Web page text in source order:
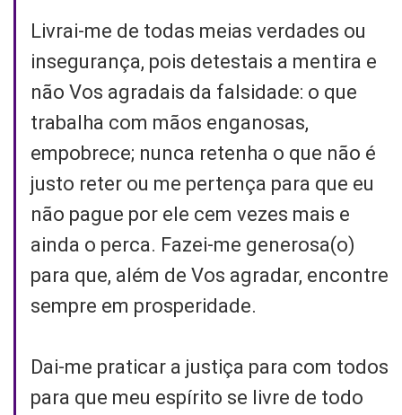
Livrai-me de todas meias verdades ou
insegurança, pois detestais a mentira e
não Vos agradais da falsidade: o que
trabalha com mãos enganosas,
empobrece; nunca retenha o que não é
justo reter ou me pertença para que eu
não pague por ele cem vezes mais e
ainda o perca. Fazei-me generosa(o)
para que, além de Vos agradar, encontre
sempre em prosperidade.
Dai-me praticar a justiça para com todos
para que meu espírito se livre de todo